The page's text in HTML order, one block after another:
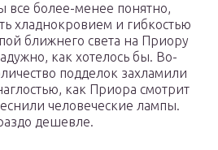
все более-менее понятно,
хладнокровием и гибкостью
ближнего света на Приору
как хотелось бы. Во-
подделок захламили
как Приора смотрит
человеческие лампы.
дешевле.